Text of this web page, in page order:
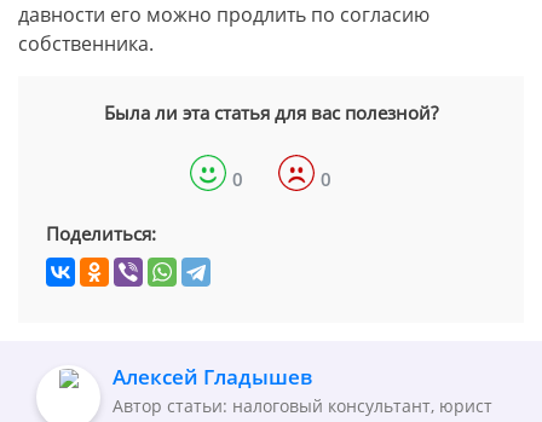
давности его можно продлить по согласию
собственника.
Была ли эта статья для вас полезной?
0 0
Поделиться:
Алексей Гладышев
Автор статьи: налоговый консультант, юрист